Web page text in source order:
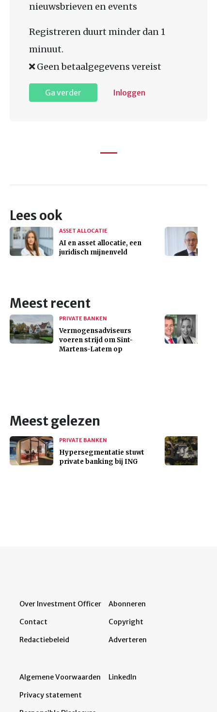
nieuwsbrieven en events
Registreren duurt minder dan 1
minuut.
Geen betaalgegevens vereist
Ga verder Inloggen
Lees ook
ASSET ALLOCATIE
AI en asset allocatie, een
juridisch mijnenveld
Meest recent
PRIVATE BANKEN
Vermogensadviseurs
voeren strijd om Sint-
Martens-Latem op
Meest gelezen
PRIVATE BANKEN
Hypersegmentatie stuwt
private banking bij ING
Over Investment Officer
Contact
Redactiebeleid
Abonneren
Copyright
Adverteren
Algemene Voorwaarden
Privacy statement
LinkedIn